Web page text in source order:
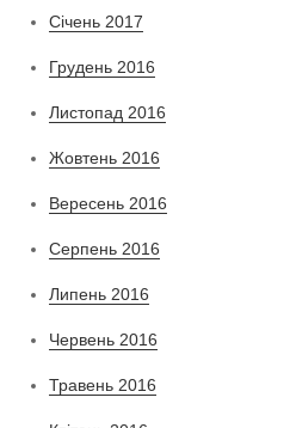
Січень 2017
Грудень 2016
Листопад 2016
Жовтень 2016
Вересень 2016
Серпень 2016
Липень 2016
Червень 2016
Травень 2016